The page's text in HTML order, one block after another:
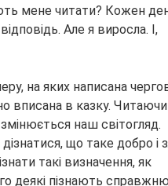
мене читати? Кожен
Але я виросла. І,
на яких написана
вписана в казку. Читаючи
наш світогляд.
що таке добро і
такі визначення, як
деякі пізнають